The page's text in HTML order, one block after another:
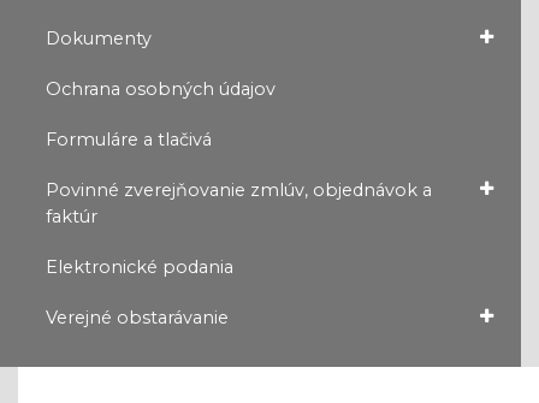
Dokumenty
Ochrana osobných údajov
Formuláre a tlačivá
Povinné zverejňovanie zmlúv, objednávok a
faktúr
Elektronické podania
Verejné obstarávanie